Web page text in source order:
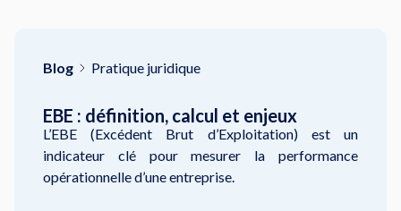
Blog Pratique juridique
EBE : définition, calcul et enjeux
L’EBE (Excédent Brut d’Exploitation) est un
indicateur clé pour mesurer la performance
opérationnelle d’une entreprise.